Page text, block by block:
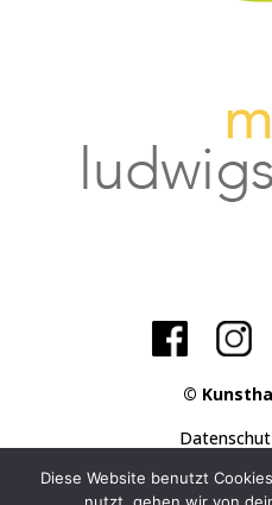
©
Diese Website benutzt